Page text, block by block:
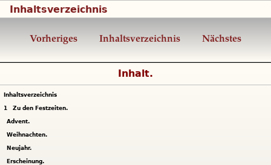
Inhaltsverzeichnis
Vorheriges Inhaltsverzeichnis Nächstes
Inhalt.
Inhaltsverzeichnis
1 Zu den Festzeiten.
Advent.
Weihnachten.
Neujahr.
Erscheinung.